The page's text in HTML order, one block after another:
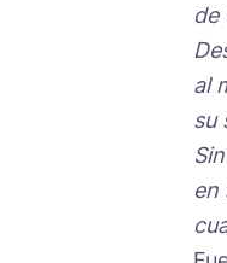
de
al
su
en